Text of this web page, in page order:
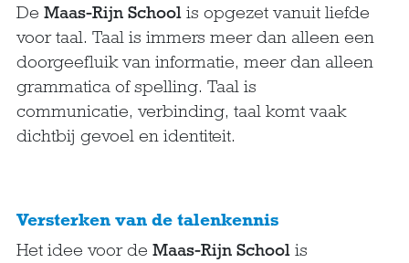
De Maas-Rijn School is opgezet vanuit liefde
voor taal. Taal is immers meer dan alleen een
doorgeefluik van informatie, meer dan alleen
grammatica of spelling. Taal is
communicatie, verbinding, taal komt vaak
dichtbij gevoel en identiteit.
Versterken van de talenkennis
Het idee voor de Maas-Rijn School is